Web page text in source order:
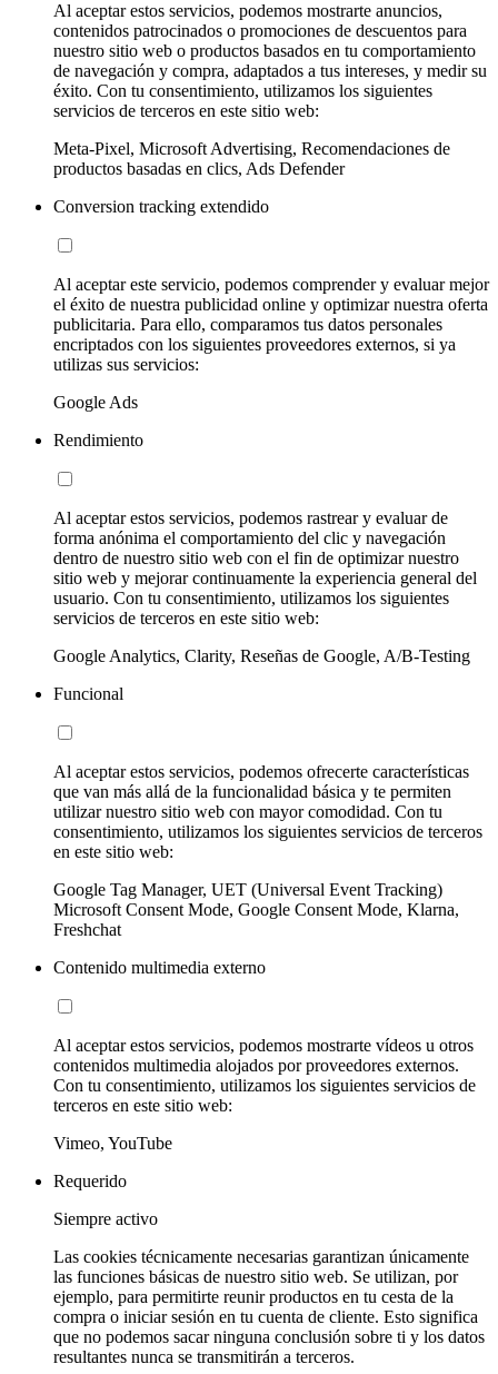
Al aceptar estos servicios, podemos mostrarte anuncios,
contenidos patrocinados o promociones de descuentos para
nuestro sitio web o productos basados en tu comportamiento
de navegación y compra, adaptados a tus intereses, y medir su
éxito. Con tu consentimiento, utilizamos los siguientes
servicios de terceros en este sitio web:
Meta-Pixel, Microsoft Advertising, Recomendaciones de
productos basadas en clics, Ads Defender
Conversion tracking extendido
Al aceptar este servicio, podemos comprender y evaluar mejor
el éxito de nuestra publicidad online y optimizar nuestra oferta
publicitaria. Para ello, comparamos tus datos personales
encriptados con los siguientes proveedores externos, si ya
utilizas sus servicios:
Google Ads
Rendimiento
Al aceptar estos servicios, podemos rastrear y evaluar de
forma anónima el comportamiento del clic y navegación
dentro de nuestro sitio web con el fin de optimizar nuestro
sitio web y mejorar continuamente la experiencia general del
usuario. Con tu consentimiento, utilizamos los siguientes
servicios de terceros en este sitio web:
Google Analytics, Clarity, Reseñas de Google, A/B-Testing
Funcional
Al aceptar estos servicios, podemos ofrecerte características
que van más allá de la funcionalidad básica y te permiten
utilizar nuestro sitio web con mayor comodidad. Con tu
consentimiento, utilizamos los siguientes servicios de terceros
en este sitio web:
Google Tag Manager, UET (Universal Event Tracking)
Microsoft Consent Mode, Google Consent Mode, Klarna,
Freshchat
Contenido multimedia externo
Al aceptar estos servicios, podemos mostrarte vídeos u otros
contenidos multimedia alojados por proveedores externos.
Con tu consentimiento, utilizamos los siguientes servicios de
terceros en este sitio web:
Vimeo, YouTube
Requerido
Siempre activo
Las cookies técnicamente necesarias garantizan únicamente
las funciones básicas de nuestro sitio web. Se utilizan, por
ejemplo, para permitirte reunir productos en tu cesta de la
compra o iniciar sesión en tu cuenta de cliente. Esto significa
que no podemos sacar ninguna conclusión sobre ti y los datos
resultantes nunca se transmitirán a terceros.